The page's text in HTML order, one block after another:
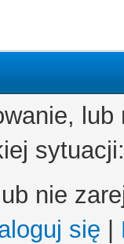
sytuacji:
nie
się